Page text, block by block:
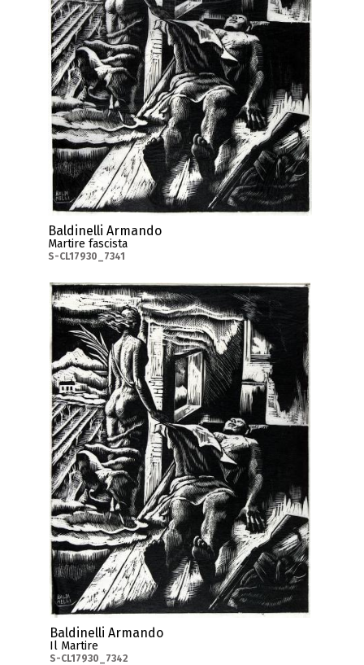
Baldinelli Armando
Martire fascista
S-CL17930_7341
Baldinelli Armando
Il Martire
S-CL17930_7342